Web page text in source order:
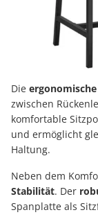
Die
zwischen
komfortable
und ermöglicht
Haltung.
Neben dem
Stabilität. Der
Spanplatte als